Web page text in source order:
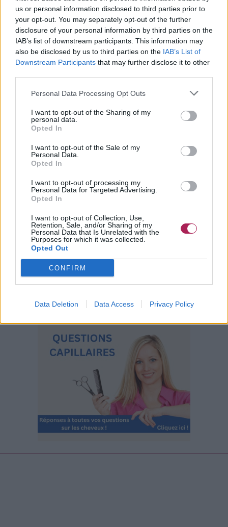
us or personal information disclosed to third parties prior to
your opt-out. You may separately opt-out of the further
disclosure of your personal information by third parties on the
IAB’s list of downstream participants. This information may
also be disclosed by us to third parties on the IAB’s List of
Downstream Participants that may further disclose it to other
Personal Data Processing Opt Outs
I want to opt-out of the Sharing of my
personal data.
Opted In
I want to opt-out of the Sale of my
Personal Data.
Opted In
I want to opt-out of processing my
Personal Data for Targeted Advertising.
Opted In
I want to opt-out of Collection, Use,
Retention, Sale, and/or Sharing of my
Personal Data that Is Unrelated with the
Purposes for which it was collected.
Opted Out
CONFIRM
Data Deletion Data Access Privacy Policy